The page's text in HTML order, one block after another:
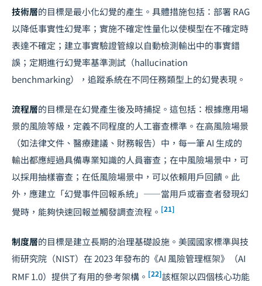
技術層的目標是最小化幻覺的產生。具體措施包括：部署 RAG
以降低事實性幻覺率；實施不確定性量化以使模型在不確定時
表達不確定；建立事實驗證管線以自動檢測輸出中的事實錯
誤；定期進行幻覺率基準測試（hallucination
benchmarking），追蹤系統在不同任務類型上的幻覺表現。
流程層的目標是在幻覺產生後及時捕捉。這包括：根據應用場
景的風險等級，定義不同程度的人工審查標準。在高風險場景
（如法律文件、醫療建議、財務報告）中，每一筆 AI 生成的
輸出都應經過具備專業知識的人員審查；在中風險場景中，可
以採用抽樣審查；在低風險場景中，可以依賴用戶回饋。此
外，應建立「幻覺事件回報系統」——當用戶或審查者發現幻
覺時，能夠快速回報並觸發調查流程。 [21]
制度層的目標是建立長期的治理基礎設施。美國國家標準與技
術研究院（NIST）在 2023 年發布的《AI 風險管理框架》（AI
RMF 1.0）提供了有用的參考架構。 [22]該框架以四個核心功能